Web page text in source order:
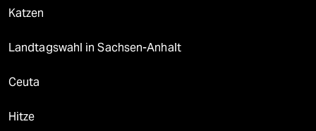
Katzen
Landtagswahl in Sachsen-Anhalt
Ceuta
Hitze